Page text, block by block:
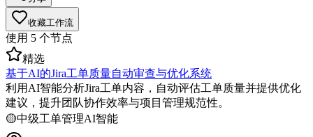
收藏工作流
使用 5 个节点
精选
基于AI的Jira工单质量自动审查与优化系统
利用AI智能分析Jira工单内容，自动评估工单质量并提供优化
建议，提升团队协作效率与项目管理规范性。
🟡中级工单管理AI智能